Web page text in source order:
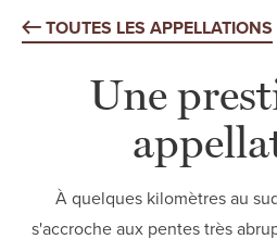
TOUTES LES APPELLATIONS
Une
À quelques kilomètres au
s'accroche aux pentes très